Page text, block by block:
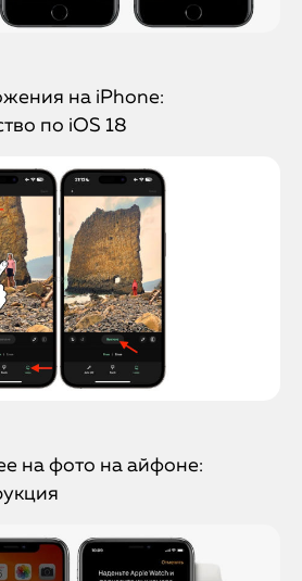
на iPhone:
по iOS 18
на фото на айфоне: